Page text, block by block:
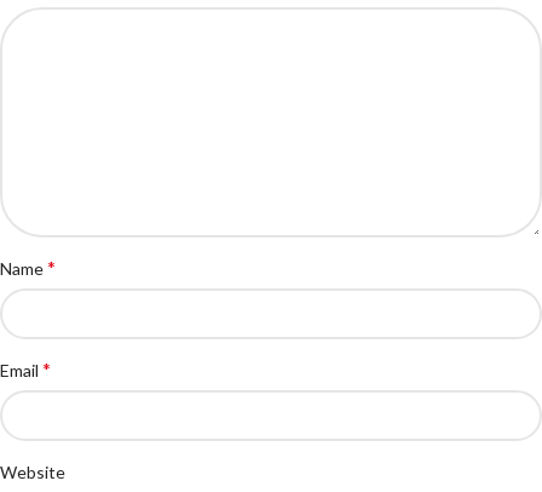
Name*
Email *
Website